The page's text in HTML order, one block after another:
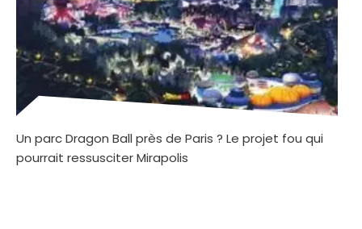
Un parc Dragon Ball près de Paris ? Le projet fou qui
pourrait ressusciter Mirapolis